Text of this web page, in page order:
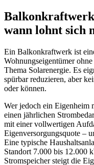
Balkonkraftwerk
wann lohnt sich
Ein Balkonkraftwerk ist
Wohnungseigentümer
Thema Solarenergie. Es
spürbar reduzieren, aber
oder können.
Wer jedoch ein Eigenheim
einen jährlichen
mit einer vollwertigen
Eigenversorgungsquote –
Eine typische
Standort 7.000 bis 12.000
Stromspeicher steigt die